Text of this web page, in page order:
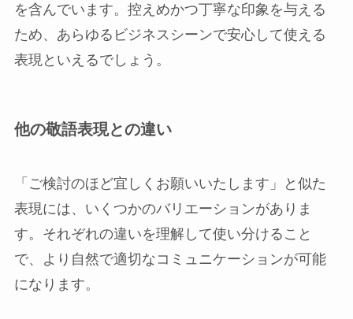
を含んでいます。控えめかつ丁寧な印象を与える
ため、あらゆるビジネスシーンで安心して使える
表現といえるでしょう。
他の敬語表現との違い
「ご検討のほど宜しくお願いいたします」と似た
表現には、いくつかのバリエーションがありま
す。それぞれの違いを理解して使い分けること
で、より自然で適切なコミュニケーションが可能
になります。